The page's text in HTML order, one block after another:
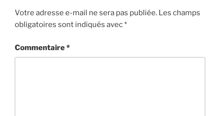
t
i
n
Votre adresse e-mail ne sera pas publiée. Les champs
obligatoires sont indiqués avec*
Commentaire*